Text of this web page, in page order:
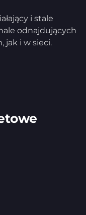
i stale
odnajdujących
jak i w sieci.